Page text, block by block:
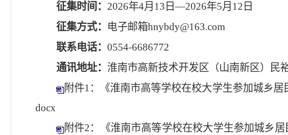
征集时间： 2026年4月 13 日—2026年5月 12 日
征集方式： 电子邮箱hnybdy@163.com
联系电话： 0554-6686772
通讯地址： 淮南市高新技术开发区（山南新区）民
附件1：《淮南市高等学校在校大学生参加城乡
docx
附件2：《淮南市高等学校在校大学生参加城乡